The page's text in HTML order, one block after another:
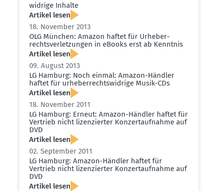
widrige Inhalte
Artikel lesen
18. November 2013
OLG München: Amazon haftet für Urheber­
rechts­ver­let­zungen in eBooks erst ab Kenntnis
Artikel lesen
09. August 2013
LG Hamburg: Noch einmal: Amazon-Händler
haftet für urheber­rechts­widrige Musik-CDs
Artikel lesen
18. November 2011
LG Hamburg: Erneut: Amazon-Händler haftet für
Vertrieb nicht lizen­zierter Konzert­auf­nahme auf
DVD
Artikel lesen
02. September 2011
LG Hamburg: Amazon-Händler haftet für
Vertrieb nicht lizen­zierter Konzert­auf­nahme auf
DVD
Artikel lesen